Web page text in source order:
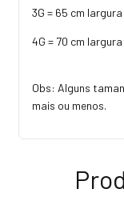
3G = 65 cm
4G = 70 cm
Obs: Alguns
mais ou menos.